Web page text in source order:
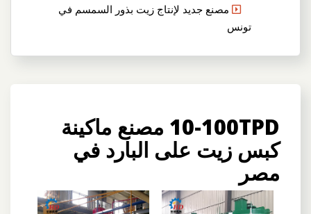
مصنع جديد لإنتاج زيت بذور السمسم في
تونس
10-100TPD مصنع ماكينة
كبس زيت على البارد في
مصر